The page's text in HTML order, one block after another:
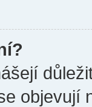
objevují